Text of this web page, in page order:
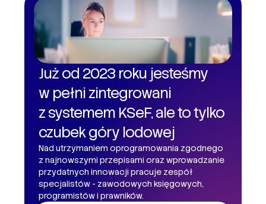
Już od 2023 roku jesteśmy
w pełni zintegrowani
z systemem KSeF, ale to tylko
czubek góry lodowej
Nad utrzymaniem oprogramowania zgodnego
z najnowszymi przepisami oraz wprowadzanie
przydatnych innowacji pracuje zespół
specjalistów - zawodowych księgowych,
programistów i prawników.